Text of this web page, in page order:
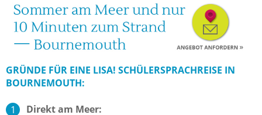
GRÜNDE FÜR EINE LISA! SCHÜLERSPRACHREISE IN
BOURNEMOUTH:
Direkt am Meer: